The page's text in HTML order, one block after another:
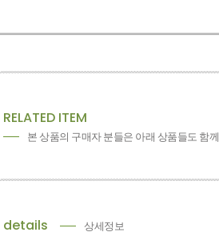
RELATED ITEM
본 상품의 구매자 분들은 아래 상품들도 함
details 상세정보